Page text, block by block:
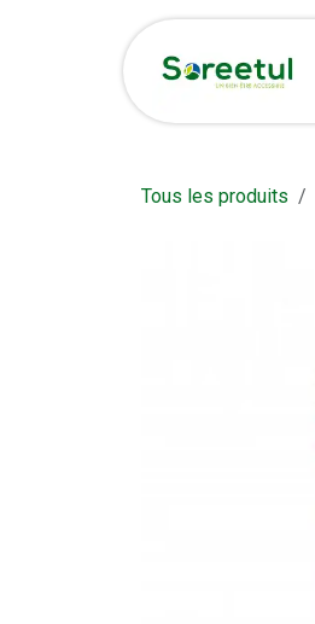
Se rendre au contenu
Tous les produits